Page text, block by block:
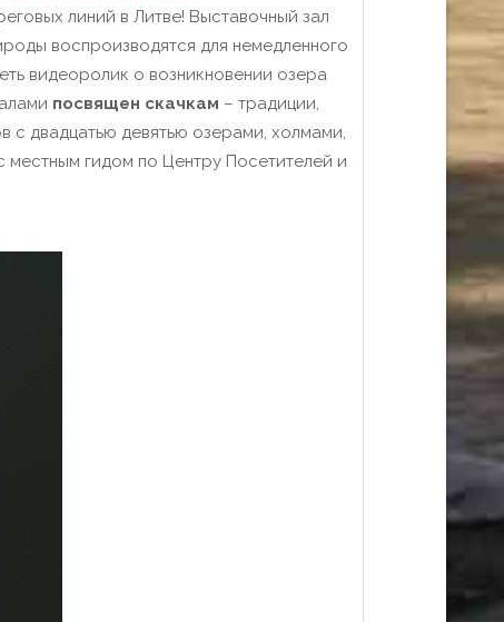
линий в Литве! Выставочный зал
воспроизводятся для немедленного
видеоролик о возникновении озера
посвящен скачкам – традиции,
с двадцатью девятью озерами, холмами,
гидом по Центру Посетителей и